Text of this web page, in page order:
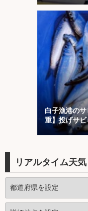
白子漁港の
重】投げサ
ち！
リアルタイム天